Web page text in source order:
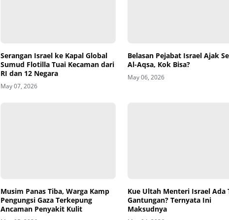
Sumud Flotilla Tuai Kecaman dari
RI dan 12 Negara
May 07, 2026
Al-Aqsa, Kok Bisa?
May 06, 2026
Pengungsi Gaza Terkepung
Ancaman Penyakit Kulit
May 05, 2026
May 04, 2026